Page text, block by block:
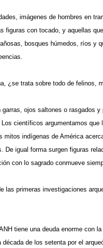
imágenes de hombres en
figuras con tocado, y aquellas
bosques húmedos, ríos y
¿se trata sobre todo de felinos,
garras, ojos saltones o rasgados
científicos argumentamos
mitos indígenas de América
De igual forma surgen figuras
con lo sagrado conmueve
las primeras investigaciones
tiene una deuda enorme con
década de los setenta por el